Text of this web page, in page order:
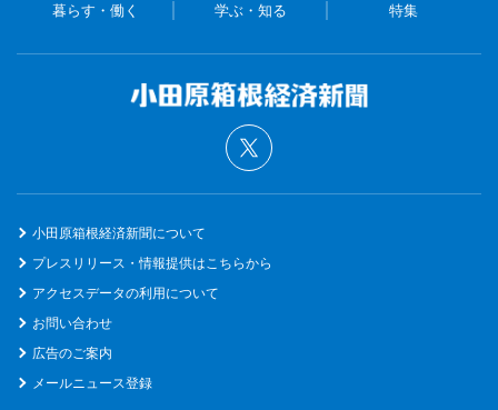
暮らす・働く 学ぶ・知る 特集
小田原箱根経済新聞について
プレスリリース・情報提供はこちらから
アクセスデータの利用について
お問い合わせ
広告のご案内
メールニュース登録